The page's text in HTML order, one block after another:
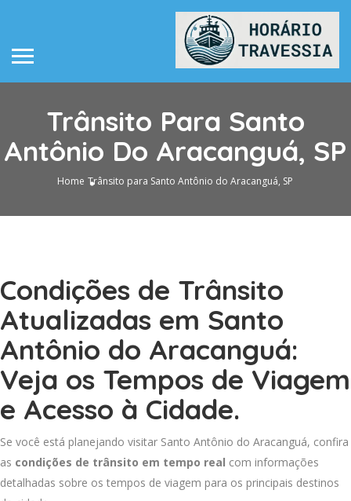
Trânsito Para Santo
Antônio Do Aracanguá, SP
Home Trânsito para Santo Antônio do Aracanguá, SP
Condições de Trânsito
Atualizadas em Santo
Antônio do Aracanguá:
Veja os Tempos de Viagem
e Acesso à Cidade.
Se você está planejando visitar Santo Antônio do Aracanguá, confira
as condições de trânsito em tempo real com informações
detalhadas sobre os tempos de viagem para os principais destinos